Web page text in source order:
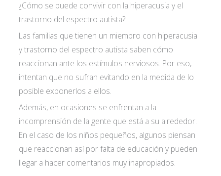
¿Cómo se puede convivir con la hiperacusia y el
trastorno del espectro autista?
Las familias que tienen un miembro con hiperacusia
y trastorno del espectro autista saben cómo
reaccionan ante los estímulos nerviosos. Por eso,
intentan que no sufran evitando en la medida de lo
posible exponerlos a ellos.
Además, en ocasiones se enfrentan a la
incomprensión de la gente que está a su alrededor.
En el caso de los niños pequeños, algunos piensan
que reaccionan así por falta de educación y pueden
llegar a hacer comentarios muy inapropiados.